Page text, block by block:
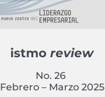
istmo review
No. 26
Febrero – Marzo 2025